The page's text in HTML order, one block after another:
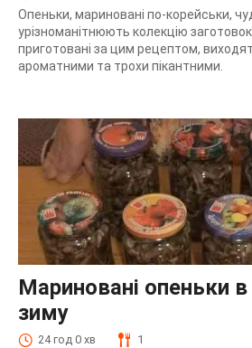
Опеньки, мариновані по-корейськи,
урізноманітнюють колекцію
приготовані за цим рецептом,
ароматними та трохи пікантними.
Мариновані опеньки
зиму
24 год 0 хв 1